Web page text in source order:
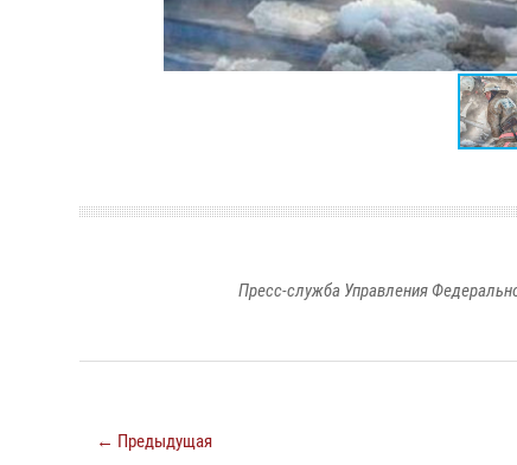
Пресс-служба Управления
← Предыдущая